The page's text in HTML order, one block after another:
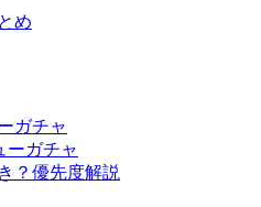
め
ガチャ
ーガチャ
？優先度解説